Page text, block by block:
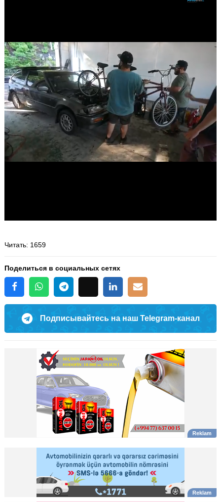
Читать: 1659
Поделиться в социальных сетях
Подписывайтесь на наш Telegram-канал